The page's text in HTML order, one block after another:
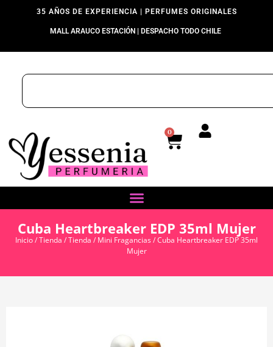
35 AÑOS DE EXPERIENCIA | PERFUMES ORIGINALES
MALL ARAUCO ESTACIÓN | DESPACHO TODO CHILE
0
Cuba Heartbreaker EDP 35ml Mujer
Inicio/Tienda /Tienda / Mini Fragancias/ Cuba Heartbreaker EDP 35ml
Mujer